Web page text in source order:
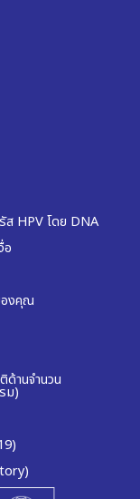
ส HPV โดย DNA
อ
องคุณ
านจำนวน
ม)